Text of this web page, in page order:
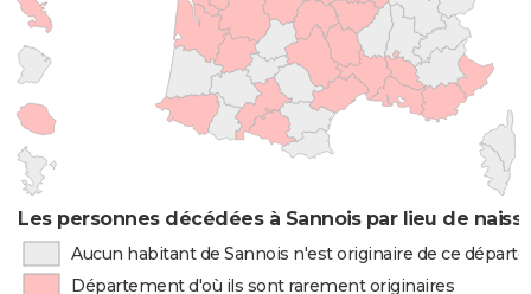
Les personnes décédées à Sannois par lieu de
Aucun habitant de Sannois n'est originaire de ce
Département d'où ils sont rarement originaires